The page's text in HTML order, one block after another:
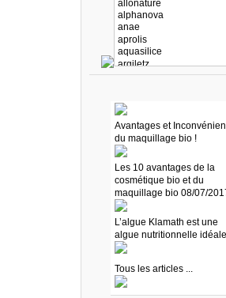
Avantages et
du maquillage bio !
Les 10 avantages de la
cosmétique bio et du
maquillage bio 08/07/
L’algue Klamath est une
algue nutritionnelle
Tous les articles ...